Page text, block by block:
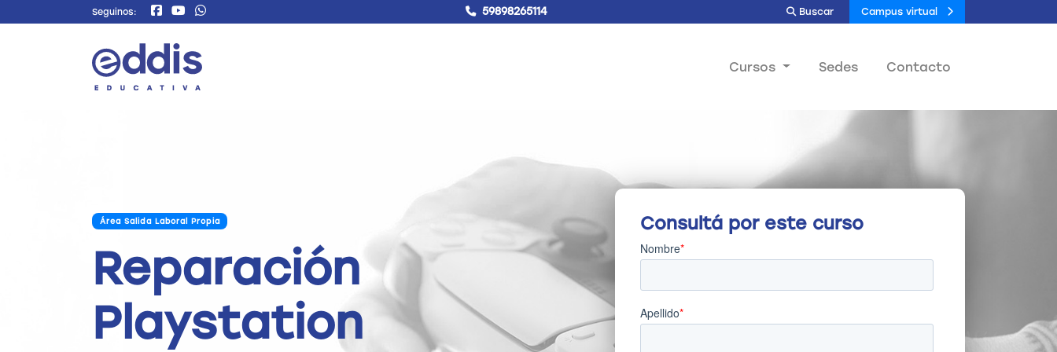
Seguinos: 59898265114 Buscar Campus virtual
Cursos Sedes Contacto
Área Salida Laboral Propia
Reparación
Playstation
Consultá por este curso